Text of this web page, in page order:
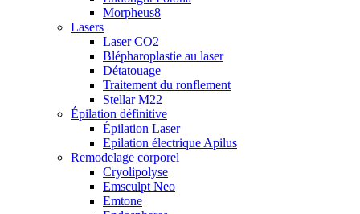
Morpheus8
Lasers
Laser CO2
Blépharoplastie au laser
Détatouage
Traitement du ronflement
Stellar M22
Épilation définitive
Épilation Laser
Epilation électrique Apilus
Remodelage corporel
Cryolipolyse
Emsculpt Neo
Emtone